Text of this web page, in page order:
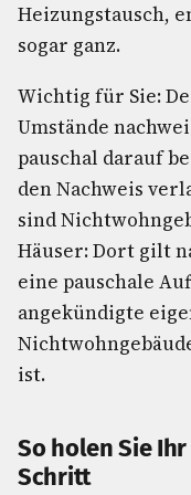
Heizungstausch,
sogar ganz.
Wichtig für Sie:
Umstände
pauschal darauf
den Nachweis
sind
Häuser: Dort gilt
eine pauschale
angekündigte
ist.
So holen Sie
Schritt